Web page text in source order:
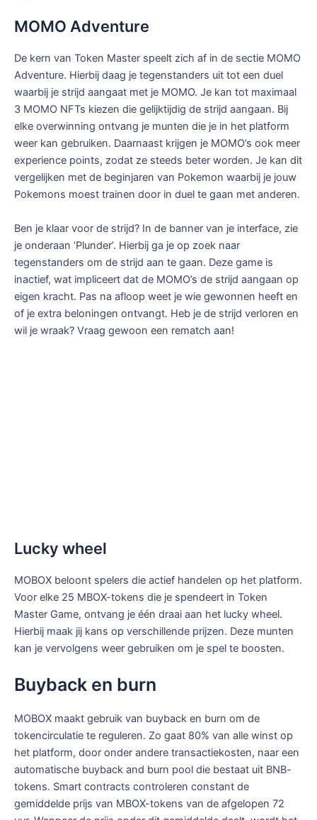
MOMO Adventure
De kern van Token Master speelt zich af in de sectie MOMO
Adventure. Hierbij daag je tegenstanders uit tot een duel
waarbij je strijd aangaat met je MOMO. Je kan tot maximaal
3 MOMO NFTs kiezen die gelijktijdig de strijd aangaan. Bij
elke overwinning ontvang je munten die je in het platform
weer kan gebruiken. Daarnaast krijgen je MOMO’s ook meer
experience points, zodat ze steeds beter worden. Je kan dit
vergelijken met de beginjaren van Pokemon waarbij je jouw
Pokemons moest trainen door in duel te gaan met anderen.
Ben je klaar voor de strijd? In de banner van je interface, zie
je onderaan ‘Plunder’. Hierbij ga je op zoek naar
tegenstanders om de strijd aan te gaan. Deze game is
inactief, wat impliceert dat de MOMO’s de strijd aangaan op
eigen kracht. Pas na afloop weet je wie gewonnen heeft en
of je extra beloningen ontvangt. Heb je de strijd verloren en
wil je wraak? Vraag gewoon een rematch aan!
Lucky wheel
MOBOX beloont spelers die actief handelen op het platform.
Voor elke 25 MBOX-tokens die je spendeert in Token
Master Game, ontvang je één draai aan het lucky wheel.
Hierbij maak jij kans op verschillende prijzen. Deze munten
kan je vervolgens weer gebruiken om je spel te boosten.
Buyback en burn
MOBOX maakt gebruik van buyback en burn om de
tokencirculatie te reguleren. Zo gaat 80% van alle winst op
het platform, door onder andere transactiekosten, naar een
automatische buyback and burn pool die bestaat uit BNB-
tokens. Smart contracts controleren constant de
gemiddelde prijs van MBOX-tokens van de afgelopen 72